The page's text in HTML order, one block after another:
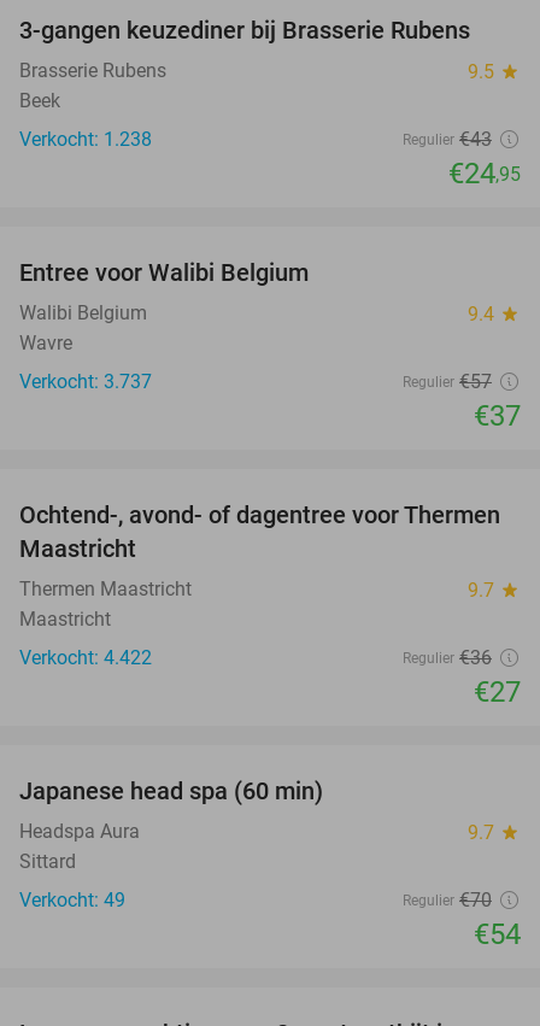
42%
3-gangen keuzediner bij Brasserie Rubens
Brasserie Rubens 9.5 star
Beek
Verkocht: 1.238
Regulier €43
€24,95
Entree voor Walibi Belgium
Walibi Belgium 9.4 star
Wavre
Verkocht: 3.737
Regulier €57
€37
25%
Ochtend-, avond- of dagentree voor Thermen
Maastricht
Thermen Maastricht 9.7 star
Maastricht
Verkocht: 4.422
Regulier €36
€27
Japanese head spa (60 min)
Headspa Aura 9.7 star
Sittard
Verkocht: 49
Regulier €70
€54